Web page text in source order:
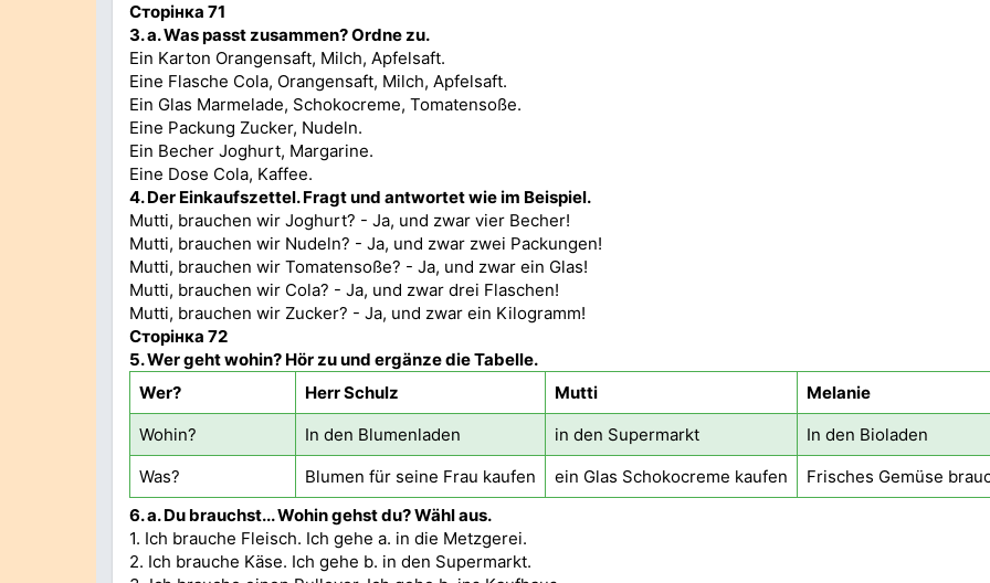
Сторінка 71
3. а.Was passt zusammen? Ordne zu.
Ein Karton Orangensaft, Milch, Apfelsaft.
Eine Flasche Cola, Orangensaft, Milch, Apfelsaft.
Ein Glas Marmelade, Schokocreme, Tomatensoße.
Eine Packung Zucker, Nudeln.
Ein Becher Joghurt, Margarine.
Eine Dose Cola, Kaffee.
4.Der Einkaufszettel. Fragt und antwortet wie im Beispiel.
Mutti, brauchen wir Joghurt? - Ja, und zwar vier Becher!
Mutti, brauchen wir Nudeln? - Ja, und zwar zwei Packungen!
Mutti, brauchen wir Tomatensoße? - Ja, und zwar ein Glas!
Mutti, brauchen wir Cola? - Ja, und zwar drei Flaschen!
Mutti, brauchen wir Zucker? - Ja, und zwar ein Kilogramm!
Сторінка 72
5.Wer geht wohin? Hör zu und ergänze die Tabelle.
Wer?
Herr Schulz Mutti
Melanie
Wohin?
In den Blumenladen in den Supermarkt
In den Bioladen
Was?
Blumen für seine Frau kaufen ein Glas Schokocreme kaufen
Frisches Gemüse
6. а.Du brauchst... Wohin gehst du? Wähl aus.
1. Ich brauche Fleisch. Ich gehe a. in die Metzgerei.
2. Ich brauche Käse. Ich gehe b. in den Supermarkt.